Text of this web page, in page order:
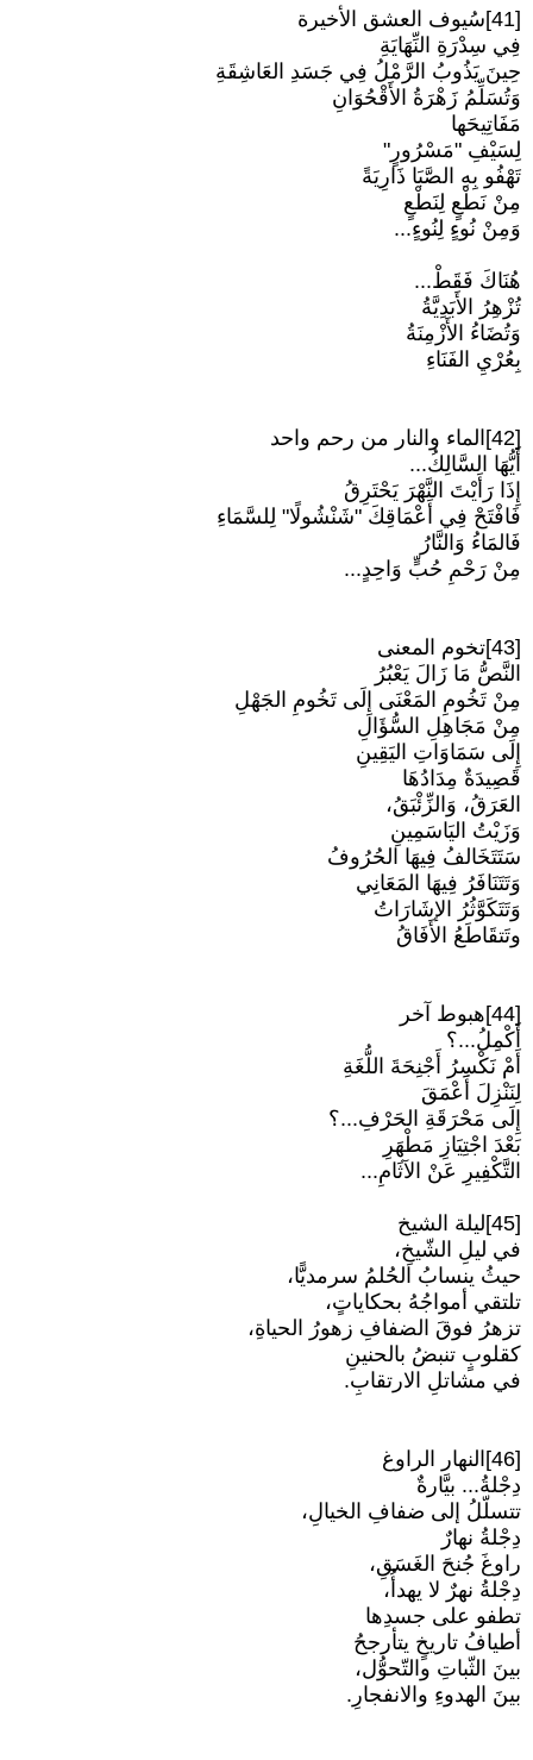
[41]سُيوف العشق الأخيرة
فِي سِدْرَةِ النِّهَايَةِ
حِينَ يَذُوبُ الرَّمْلُ فِي جَسَدِ العَاشِقَةِ
وَتُسَلِّمُ زَهْرَةُ الأَقْحُوَانِ
مَفَاتِيحَها
لِسَيْفِ "مَسْرُورٍ"
تَهْفُو بِهِ الصَّبَا ذَارِيَةً
مِنْ نَطْعٍ لِنَطْعٍ
وَمِنْ نُوءٍ لِنُوءٍ...
هُنَاكَ فَقَطْ...
تُزْهِرُ الأَبَدِيَّةُ
وَتُضَاءُ الأَزْمِنَةُ
بِعُرْيِ الفَنَاءِ
[42]الماء والنار من رحم واحد
أَيُّهَا السَّالِكُ...
إِذَا رَأَيْتَ النَّهْرَ يَحْتَرِقُ
فَافْتَحْ فِي أَعْمَاقِكَ "شَنْشُولًا" لِلسَّمَاءِ
فَالمَاءُ وَالنَّارُ
مِنْ رَحْمِ حُبٍّ وَاحِدٍ...
[43]تخوم المعنى
النَّصُّ مَا زَالَ يَعْبُرُ
مِنْ تَخُومِ المَعْنَى إِلَى تَخُومِ الجَهْلِ
مِنْ مَجَاهِلِ السُّؤَالِ
إِلَى سَمَاوَاتِ اليَقِينِ
قَصِيدَةٌ مِدَادُهَا
العَرَقُ، وَالزِّئْبَقُ،
وَزَيْتُ اليَاسَمِينِ
سَتَتَخَالفُ فِيهَا الحُرُوفُ
وَتَتَنَافَرُ فِيهَا المَعَانِي
وَتَتَكَوَّثُرُ الإشَارَاتُ
وتَتقَاطَعُ الأَفَاقُ
[44]هبوط آخر
أَكْمِلُ...؟
أَمْ نَكْسِرُ أَجْنِحَةَ اللُّغَةِ
لِنَنْزِلَ أَعْمَقَ
إِلَى مَحْرَقَةِ الحَرْفِ...؟
بَعْدَ اجْتِيَازِ مَطْهَرِ
التَّكْفِيرِ عَنْ الآثَامِ...
[45]ليلة الشيخ
في ليلِ الشّيخِ،
حيثُ ينسابُ الحُلمُ سرمديًّا،
تلتقي أمواجُهُ بحكاياتٍ،
تزهرُ فوقَ الضفافِ زهورُ الحياةِ،
كقلوبٍ تنبضُ بالحنينِ
في مشاتلِ الارتقابِ.
[46]النهار الراوغ
دِجْلةُ... بيَّارةٌ
تتسلّلُ إلى ضفافِ الخيالِ،
دِجْلةُ نهارٌ
راوغَ جُنحَ الغَسَقِ،
دِجْلةُ نهرٌ لا يهدأُ،
تطفو على جسدِها
أطيافُ تاريخٍ يتأرجحُ
بينَ الثّباتِ والتّحوُّل،
بينَ الهدوءِ والانفجارِ.